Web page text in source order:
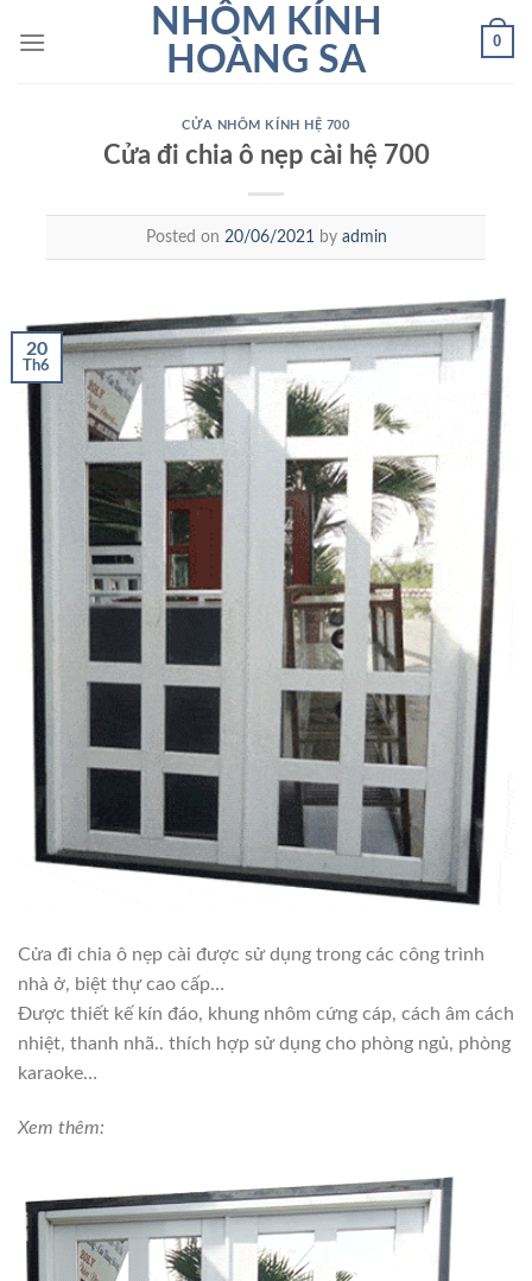
NHÔM KÍNH
HOÀNG SA
0
CỬA NHÔM KÍNH HỆ 700
Cửa đi chia ô nẹp cài hệ 700
Posted on 20/06/2021 by admin
20
Th6
Cửa đi chia ô nẹp cài được sử dụng trong các công trình
nhà ở, biệt thự cao cấp…
Được thiết kế kín đáo, khung nhôm cứng cáp, cách âm cách
nhiệt, thanh nhã.. thích hợp sử dụng cho phòng ngủ, phòng
karaoke…
Xem thêm: